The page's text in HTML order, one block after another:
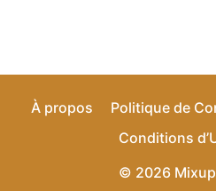
À propos Politique de
Conditions
© 2026